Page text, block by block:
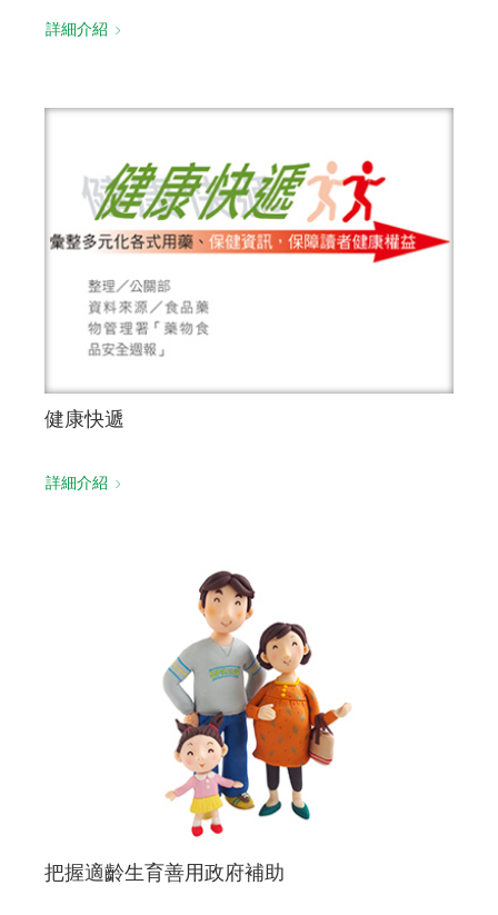
詳細介紹
健康快遞
詳細介紹
把握適齡生育善用政府補助